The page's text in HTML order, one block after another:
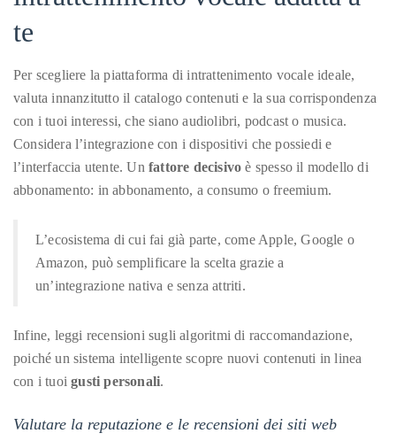
by
Ploicy
te
Per scegliere la piattaforma di intrattenimento vocale ideale,
valuta innanzitutto il catalogo contenuti e la sua corrispondenza
con i tuoi interessi, che siano audiolibri, podcast o musica.
Considera l’integrazione con i dispositivi che possiedi e
l’interfaccia utente. Un fattore decisivo è spesso il modello di
abbonamento: in abbonamento, a consumo o freemium.
L’ecosistema di cui fai già parte, come Apple, Google o
Amazon, può semplificare la scelta grazie a
un’integrazione nativa e senza attriti.
Infine, leggi recensioni sugli algoritmi di raccomandazione,
poiché un sistema intelligente scopre nuovi contenuti in linea
con i tuoigusti personali.
Valutare la reputazione e le recensioni dei siti web